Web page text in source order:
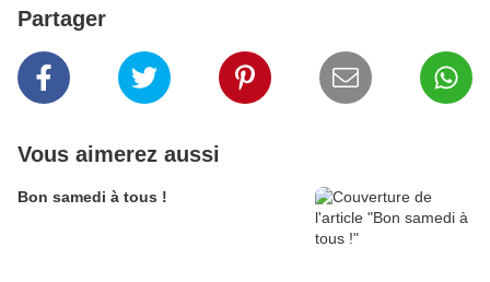
Partager
Vous aimerez aussi
Bon samedi à tous !